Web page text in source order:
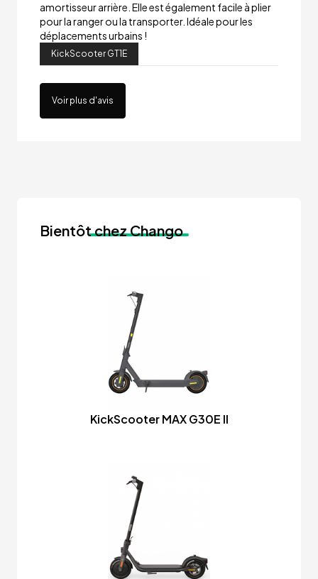
amortisseur arrière. Elle est également facile à plier
pour la ranger ou la transporter. Idéale pour les
déplacements urbains !
KickScooter GT1E
Voir plus d'avis
Bientôtchez Chango
KickScooter MAX G30E II